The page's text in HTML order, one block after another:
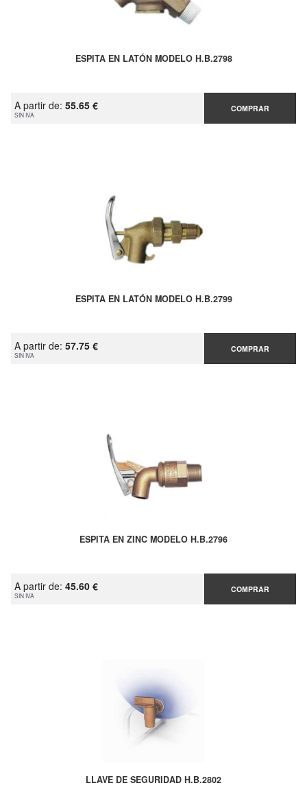
ESPITA EN LATÓN MODELO H.B.2798
A partir de: 55.65 €
SIN IVA
COMPRAR
ESPITA EN LATÓN MODELO H.B.2799
A partir de: 57.75 €
SIN IVA
COMPRAR
ESPITA EN ZINC MODELO H.B.2796
A partir de: 45.60 €
SIN IVA
COMPRAR
LLAVE DE SEGURIDAD H.B.2802